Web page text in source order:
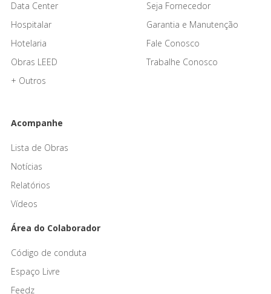
Data Center
Hospitalar
Hotelaria
Obras LEED
+ Outros
Seja Fornecedor
Garantia e Manutenção
Fale Conosco
Trabalhe Conosco
Acompanhe
Lista de Obras
Notícias
Relatórios
Vídeos
Área do Colaborador
Código de conduta
Espaço Livre
Feedz